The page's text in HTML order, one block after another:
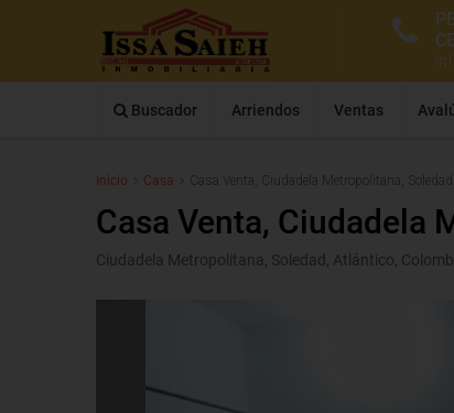
Buscador Arriendos Ventas
Inicio Casa Casa Venta, Ciudadela Metropolitana,
Casa Venta, Ciudadela
Ciudadela Metropolitana, Soledad, Atlántico,